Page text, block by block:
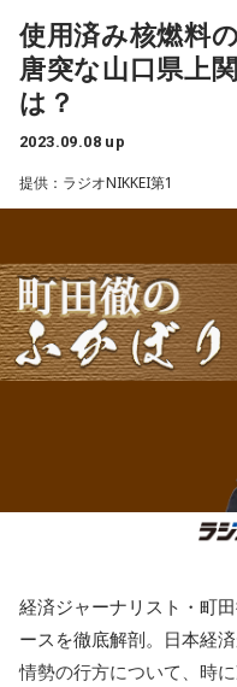
していました。
柴田「お客さんは全員笑
森本「結構えぐってくるな
トンツカタン「評価高い
とにかく本気で後輩のこ
ります。
※岡田師匠による「オジン
のにガチアドバイス事件
そしてしばんちゃんから
ーフでネタをやれ
今回の出演目的であるラ
告知ができず、延長戦に
イブでブリーフネタが飛
おかしば大喜
か
カノプロ動画撮影
近日中にコニカミ
ビュー収録して配信
西本さんはParis滞
※写真はTWOLAPSTC、
――なぜボール球を振ら
龍世「オフから打撃フォ
振り回していたところを
パクトにした結果、長く
っているような球しか振
――それはこれからも継続
龍世「そうですね。良い
――今シーズンは打順もた
プロ初の『3番』も経験
テ13回戦)、いかがでした
龍世「いや痺れましたね(
――いきなり言われたの
けど、(相手先発の)ピッチ
いるかなとは思っていた
の打順を見て『あれ、ね
「MyGO!!!!!」はリアルバ
柄と同じくドラムスを担
リスナーからのメールで
BLUE HEARTSさんとかが
響でずっとバンドサウン
ロックが好きになったと
特に兄の影響でロックが
のバンド面白いから聴い
「このバンドのこの曲が
教えてくれたりと、自然
いたのだとか。
しれないです。私の家族
がピアノの講師だったり
使用済み核燃料
唐突な山口県上
は？
2023.09.08 up
提供：ラジオNIKKEI第1
経済ジャーナリスト・町
ースを徹底解剖。日本経
情勢の行方について、時